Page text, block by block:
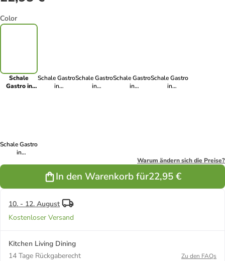
Color
Schale
Gastro in
Schale Gastro
in
Schale Gastro
in
Schale Gastro
in
Schale Gastro
in
Schale Gastro
in
Warum ändern sich die Preise?
In den Warenkorb für22,95 €
10. - 12. August
Kostenloser Versand
Kitchen Living Dining
14 Tage Rückgaberecht
Zu den FAQs